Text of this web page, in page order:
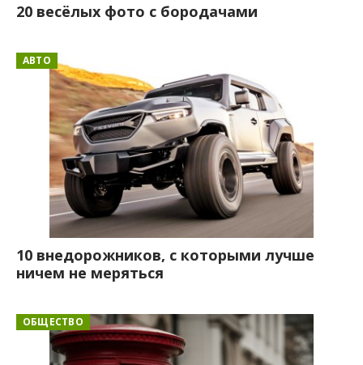
20 весёлых фото с бородачами
АВТО
10 внедорожников, с которыми лучше
ничем не меряться
ОБЩЕСТВО